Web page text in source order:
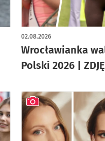
Wrocławianka
Polski 2026 |
02.08.2026
artykuł z galerią zdjęć